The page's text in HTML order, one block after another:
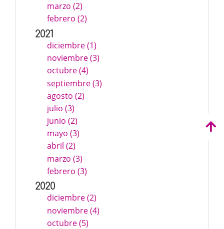
marzo (2)
febrero (2)
2021
diciembre (1)
noviembre (3)
octubre (4)
septiembre (3)
agosto (2)
julio (3)
junio (2)
mayo (3)
abril (2)
marzo (3)
febrero (3)
2020
diciembre (2)
noviembre (4)
octubre (5)